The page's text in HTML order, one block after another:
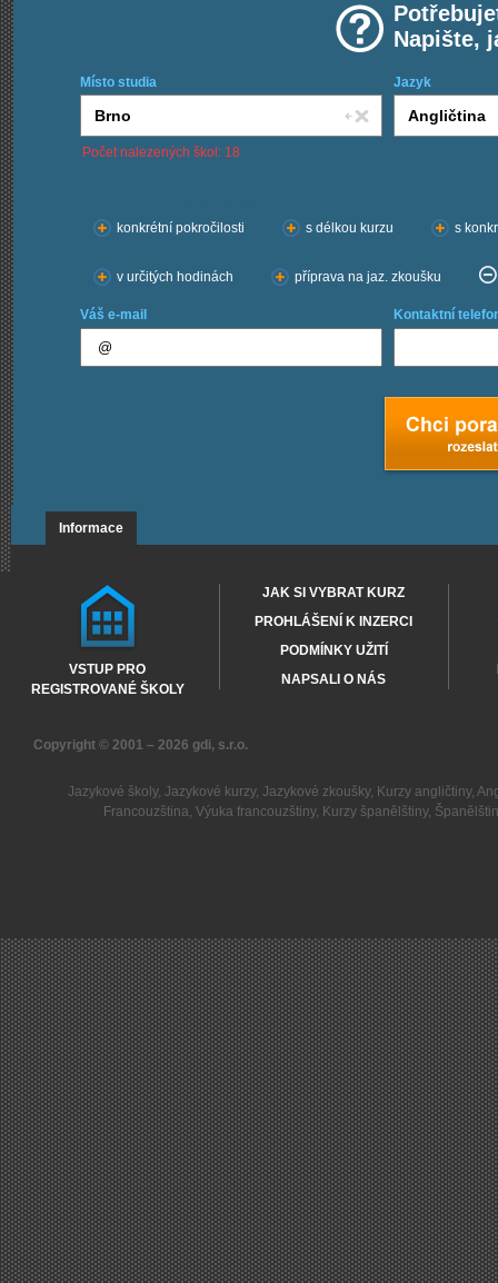
Napište,
Místo studia Jazyk
Počet nalezených škol: 18
konkrétní pokročilosti
s délkou kurzu s
v určitých hodinách příprava na jaz. zkoušku
Váš e-mail Kontaktní
Informace
VSTUP PRO
REGISTROVANÉ ŠKOLY
JAK SI VYBRAT KURZ
PROHLÁŠENÍ K INZERCI
PODMÍNKY UŽITÍ
NAPSALI O NÁS
Copyright © 2001 – 2026 gdi, s.r.o.
Jazykové školy, Jazykové kurzy, Jazykové zkoušky, Kurzy angličtiny,
Francouzština,Výuka francouzštiny, Kurzy španělštiny,